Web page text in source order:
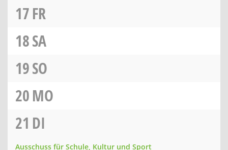
17FR
18SA
19SO
20MO
21 DI
Ausschuss für Schule, Kultur und Sport